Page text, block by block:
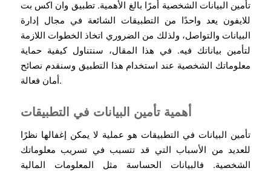
تأمين البيانات الشخصية أمرًا بالغ الأهمية. تطبيق وان اكس بت
للايفون يعد واحدًا من التطبيقات الشائعة في مجال إدارة
البيانات والتواصل، ولذلك من الضروري اتخاذ الخطوات اللازمة
لتأمين بياناتك فيه. في هذا المقال، سنتناول كيفية حماية
معلوماتك الشخصية عند استخدام هذا التطبيق وسنقدم نصائح
أمان فعالة.
أهمية تأمين البيانات في التطبيقات
تأمين البيانات في التطبيقات هو عملية لا يمكن إغفالها نظرًا
للعديد من الأسباب التي قد تتسبب في تسريب معلوماتك
الشخصية. فالبيانات الحساسة مثل المعلومات المالية